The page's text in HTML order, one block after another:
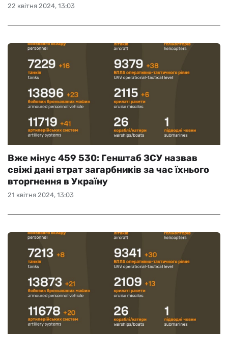
22 квітня 2024, 13:03
21 квітня 2024, 13:03
Вже мінус 459 530: Генштаб ЗСУ назвав
свіжі дані втрат загарбників за час їхнього
вторгнення в Україну